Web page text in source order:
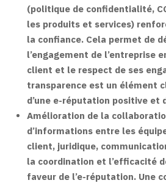
(politique de confidentialité,
les produits et services)
la confiance. Cela permet de
l’engagement de l’entreprise
client et le respect de ses
transparence est un élément
d’une e-réputation positive et
Amélioration de la
d’informations entre les
client, juridique,
la coordination et l’efficacité
faveur de l’e-réputation. Une